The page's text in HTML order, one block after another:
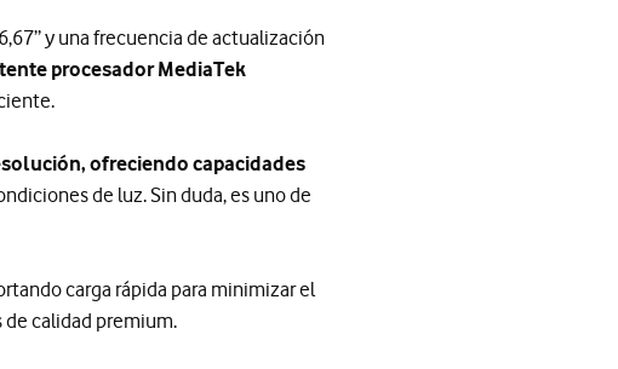
y una frecuencia de actualización
procesador MediaTek
ofreciendo capacidades
de luz. Sin duda, es uno de
carga rápida para minimizar el
de calidad premium.